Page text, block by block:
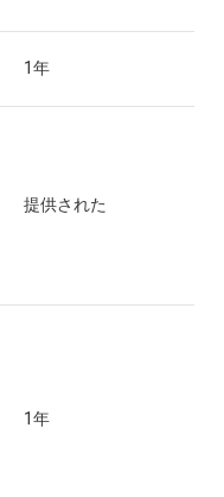
1年
提供された
1年